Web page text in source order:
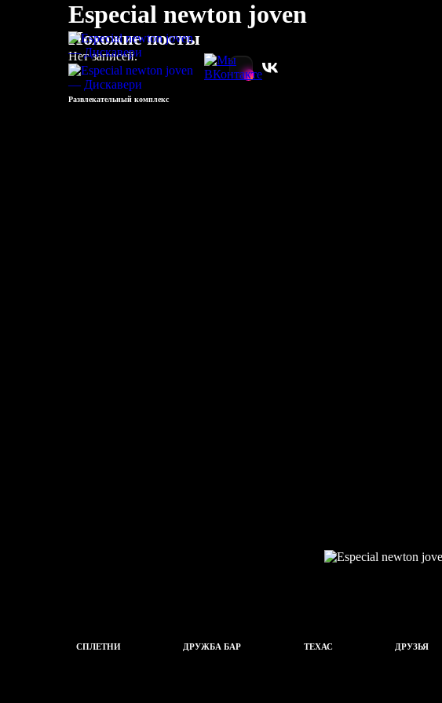
Развлекательный комплекс
Especial newton joven
Похожие посты
Нет записей.
СПЛЕТНИ ДРУЖБА БАР ТЕХАС ДРУЗЬЯ